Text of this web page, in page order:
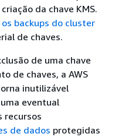
da chave KMS.
backups do cluster
de chaves.
de uma chave
de chaves, a AWS
inutilizável
eventual
recursos
de dados protegidas